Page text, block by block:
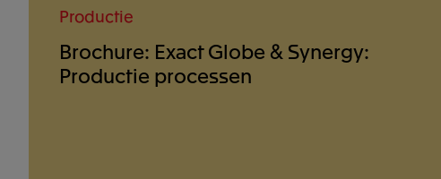
Productie
Brochure: Exact Globe & Synergy:
Productie processen